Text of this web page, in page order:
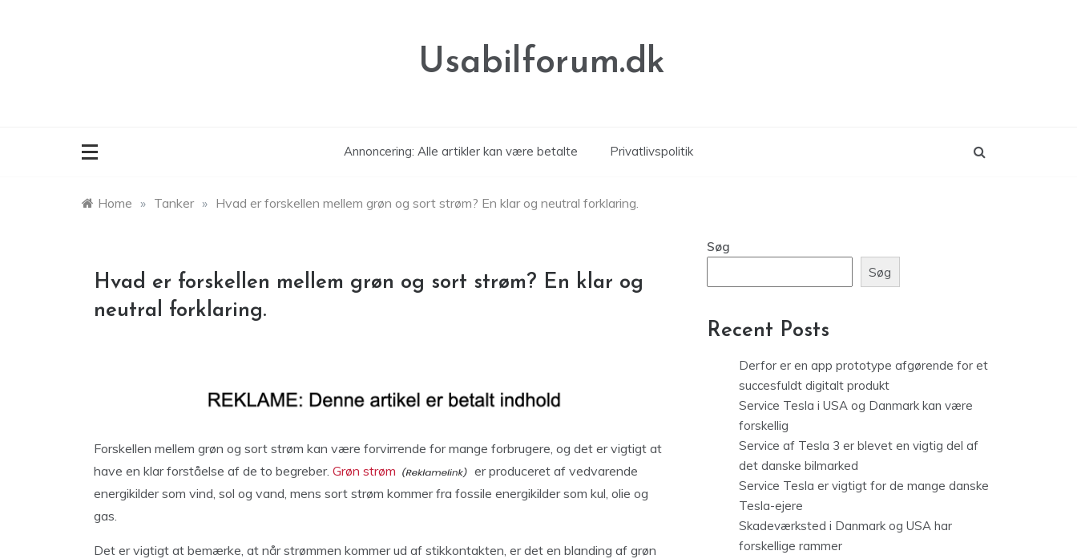
Usabilforum.dk
Annoncering: Alle artikler kan være betalte Privatlivspolitik
Home » Tanker » Hvad er forskellen mellem grøn og sort strøm? En klar og neutral forklaring.
Hvad er forskellen mellem grøn og sort strøm? En klar og
neutral forklaring.
Forskellen mellem grøn og sort strøm kan være forvirrende for mange forbrugere, og det er vigtigt at
have en klar forståelse af de to begreber. Grøn strøm
er produceret af vedvarende
energikilder som vind, sol og vand, mens sort strøm kommer fra fossile energikilder som kul, olie og
gas.
Det er vigtigt at bemærke, at når strømmen kommer ud af stikkontakten, er det en blanding af grøn
Søg
Søg
Recent Posts
Derfor er en app prototype afgørende for et
succesfuldt digitalt produkt
Service Tesla i USA og Danmark kan være
forskellig
Service af Tesla 3 er blevet en vigtig del af
det danske bilmarked
Service Tesla er vigtigt for de mange danske
Tesla-ejere
Skadeværksted i Danmark og USA har
forskellige rammer